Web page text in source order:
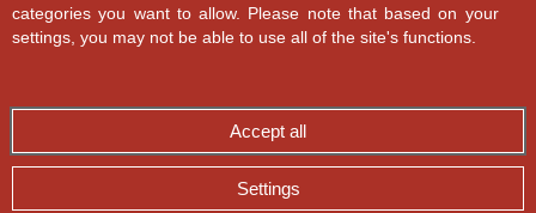
categories you want to allow. Please note that based on your
settings, you may not be able to use all of the site's functions.
Accept all
Settings